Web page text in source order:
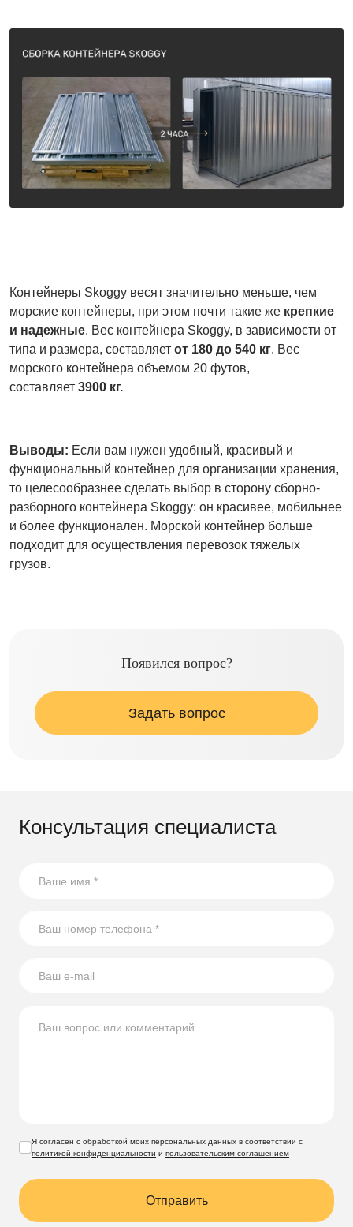
Контейнеры Skoggy весят значительно меньше, чем
морские контейнеры, при этом почти такие же крепкие
и надежные. Вес контейнера Skoggy, в зависимости от
типа и размера, составляет от 180 до 540 кг. Вес
морского контейнера объемом 20 футов,
составляет 3900 кг.
Выводы: Если вам нужен удобный, красивый и
функциональный контейнер для организации хранения,
то целесообразнее сделать выбор в сторону сборно-
разборного контейнера Skoggy: он красивее, мобильнее
и более функционален. Морской контейнер больше
подходит для осуществления перевозок тяжелых
грузов.
Появился вопрос?
Задать вопрос
Консультация специалиста
Я согласен с обработкой моих персональных данных в соответствии с
политикой конфиденциальности и пользовательским соглашением
Отправить